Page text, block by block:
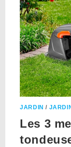
JARDIN /
Les 3